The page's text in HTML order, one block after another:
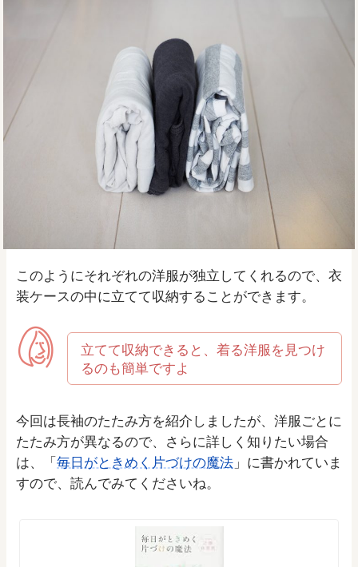
このようにそれぞれの洋服が独立してくれるので、衣
装ケースの中に立てて収納することができます。
立てて収納できると、着る洋服を見つけ
るのも簡単ですよ
今回は長袖のたたみ方を紹介しましたが、洋服ごとに
たたみ方が異なるので、さらに詳しく知りたい場合
は、「毎日がときめく片づけの魔法 」に書かれていま
すので、読んでみてくださいね。